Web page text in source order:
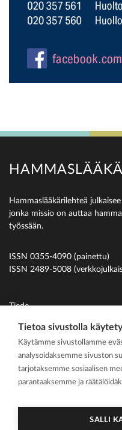
Hammaslääkärilehteä
jonka missio on auttaa
työssään.
ISSN 0355-4090 (painettu)
ISSN 2489-5008
Tiede
Uutiset
Ihmiset
På svenska
Kirjoitusohjeet
Tietoa sivustolla
Käytämme sivustollamme
analysoidaksemme sivuston
tarjotaksemme sosiaalisen
parantaaksemme ja
SALLI